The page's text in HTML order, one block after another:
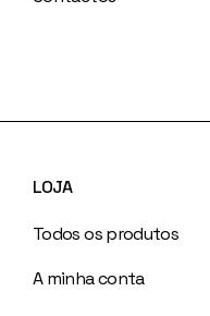
LOJA
Todos os produtos
A minha conta